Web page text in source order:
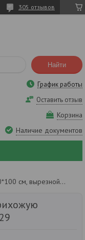
305 отзывов
Найти
График работы
Оставить отзыв
Корзина
Наличие документов
Придверный коврик в прихожую 120*100 см, вырезной. №29